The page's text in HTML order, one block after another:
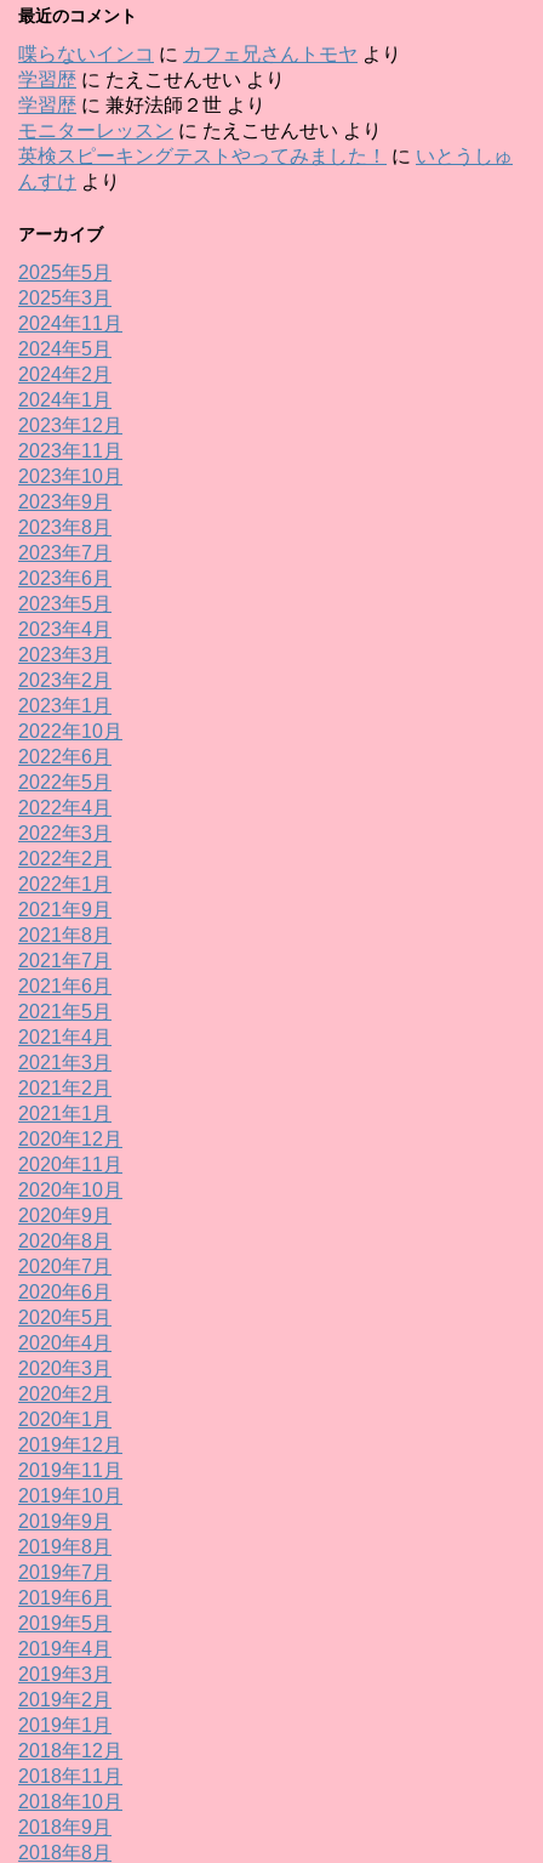
最近のコメント
喋らないインコ に カフェ兄さんトモヤ より
学習歴 に たえこせんせい より
学習歴 に 兼好法師２世 より
モニターレッスン に たえこせんせい より
英検スピーキングテストやってみました！
に いとうしゅ
んすけ より
アーカイブ
2025年5月
2025年3月
2024年11月
2024年5月
2024年2月
2024年1月
2023年12月
2023年11月
2023年10月
2023年9月
2023年8月
2023年7月
2023年6月
2023年5月
2023年4月
2023年3月
2023年2月
2023年1月
2022年10月
2022年6月
2022年5月
2022年4月
2022年3月
2022年2月
2022年1月
2021年9月
2021年8月
2021年7月
2021年6月
2021年5月
2021年4月
2021年3月
2021年2月
2021年1月
2020年12月
2020年11月
2020年10月
2020年9月
2020年8月
2020年7月
2020年6月
2020年5月
2020年4月
2020年3月
2020年2月
2020年1月
2019年12月
2019年11月
2019年10月
2019年9月
2019年8月
2019年7月
2019年6月
2019年5月
2019年4月
2019年3月
2019年2月
2019年1月
2018年12月
2018年11月
2018年10月
2018年9月
2018年8月